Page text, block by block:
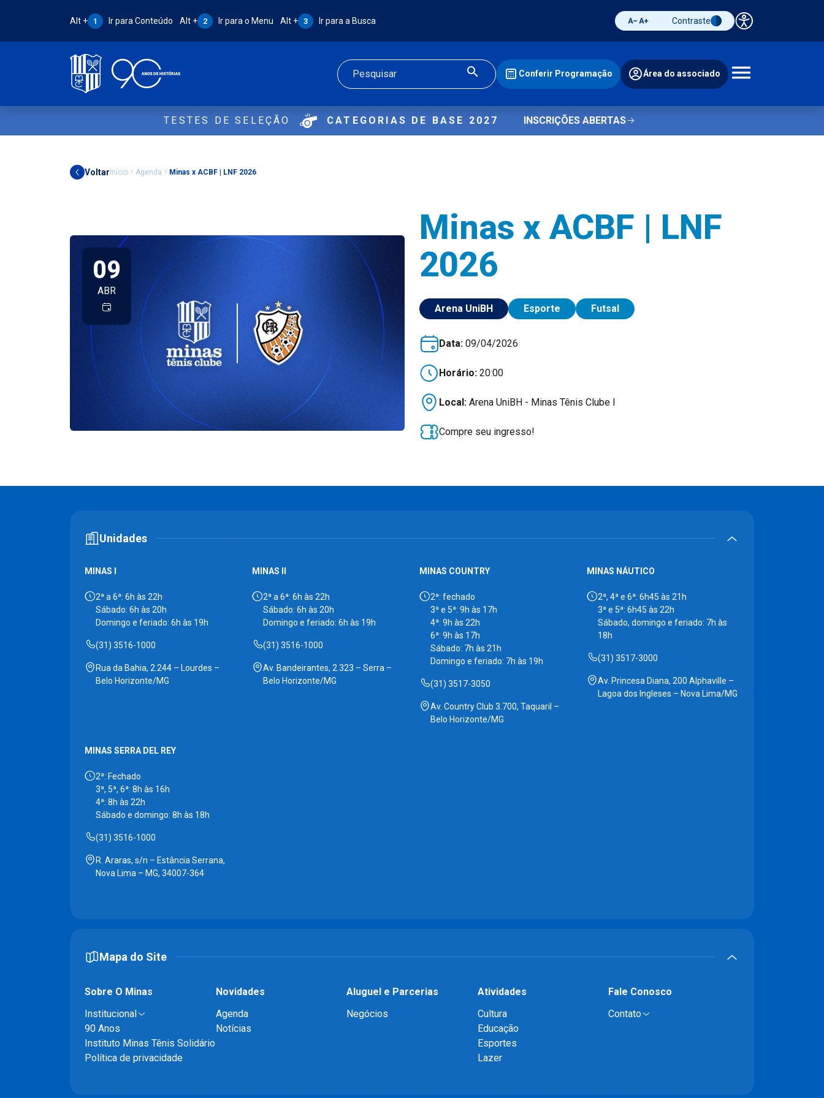
Atalho Alt + 1:
Alt + 1 Ir para Conteúdo Atalho Alt + 2:
Alt + 2 Ir para o Menu Atalho Alt + 3:
Alt + 3 Ir para a Busca Diminuir fonte
Aumentar fonteAlternar contraste
Contraste Painel de
Buscar
Conferir Programação Área do associado
Abrir
TESTES DE SELEÇÃO CATEGORIAS DE BASE 2027 INSCRIÇÕES ABERTAS
Voltar Início Agenda Minas x ACBF | LNF 2026
09
ABR
Minas x ACBF | LNF
2026
Arena UniBH Esporte Futsal
Data: 09/04/2026
Horário: 20:00
Local: Arena UniBH - Minas Tênis Clube I
Compre seu ingresso!
Unidades
MINAS I
2ª a 6ª: 6h às 22h
Sábado: 6h às 20h
Domingo e feriado: 6h às 19h
(31) 3516-1000
Rua da Bahia, 2.244 – Lourdes –
Belo Horizonte/MG
MINAS II
2ª a 6ª: 6h às 22h
Sábado: 6h às 20h
Domingo e feriado: 6h às 19h
(31) 3516-1000
Av. Bandeirantes, 2.323 – Serra –
Belo Horizonte/MG
MINAS COUNTRY
2ª: fechado
3ª e 5ª: 9h às 17h
4ª: 9h às 22h
6ª: 9h às 17h
Sábado: 7h às 21h
Domingo e feriado: 7h às 19h
(31) 3517-3050
Av. Country Club 3.700, Taquaril –
Belo Horizonte/MG
MINAS NÁUTICO
2ª, 4ª e 6ª: 6h45 às 21h
3ª e 5ª: 6h45 às 22h
Sábado, domingo e feriado: 7h às
18h
(31) 3517-3000
Av. Princesa Diana, 200 Alphaville –
Lagoa dos Ingleses – Nova Lima/MG
MINAS SERRA DEL REY
2ª: Fechado
3ª, 5ª, 6ª: 8h às 16h
4ª: 8h às 22h
Sábado e domingo: 8h às 18h
(31) 3516-1000
R. Araras, s/n – Estância Serrana,
Nova Lima – MG, 34007-364
Mapa do Site
Sobre O Minas
Institucional
90 Anos
Instituto Minas Tênis Solidário
Política de privacidade
Novidades
Agenda
Notícias
Aluguel e Parcerias
Negócios
Atividades
Cultura
Educação
Esportes
Lazer
Fale Conosco
Contato